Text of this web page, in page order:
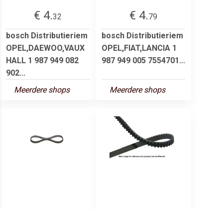
€ 4.32
bosch Distributieriem
OPEL,DAEWOO,VAUX
HALL 1 987 949 082
902...
Meerdere shops
€ 4.79
bosch Distributieriem
OPEL,FIAT,LANCIA 1
987 949 005 7554701...
Meerdere shops